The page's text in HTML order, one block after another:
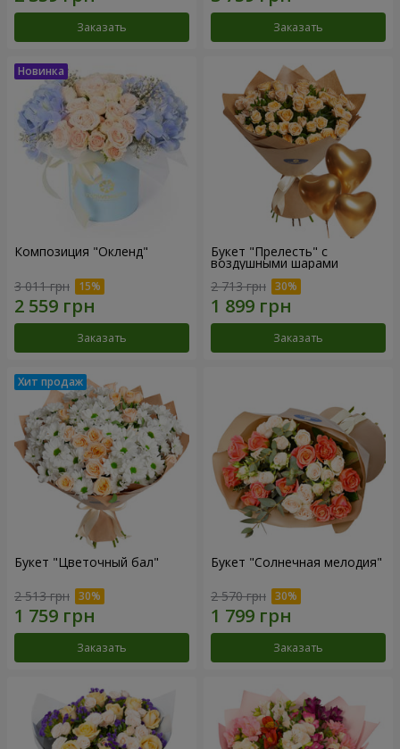
Заказать Заказать
Композиция "Окленд"
3 011 грн
Заказать
Букет "Прелесть" с
воздушными шарами
2 713 грн
Заказать
Букет "Цветочный бал"
2 513 грн
Заказать
Букет "Солнечная мелодия"
2 570 грн
Заказать